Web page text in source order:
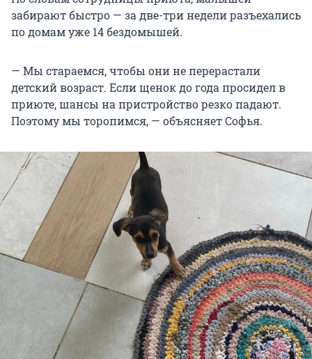
забирают быстро — за две-три недели разъехались
по домам уже 14 бездомышей.
— Мы стараемся, чтобы они не перерастали
детский возраст. Если щенок до года просидел в
приюте, шансы на пристройство резко падают.
Поэтому мы торопимся, — объясняет Софья.